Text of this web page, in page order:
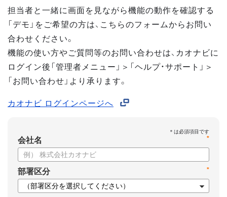
担当者と一緒に画面を見ながら機能の動作を確認する
「デモ」をご希望の方は、こちらのフォームからお問い
合わせください。
機能の使い方やご質問等のお問い合わせは、カオナビに
ログイン後「管理者メニュー」＞「ヘルプ・サポート」＞
「お問い合わせ」より承ります。
カオナビ ログインページへ
*
会社名
*
部署区分